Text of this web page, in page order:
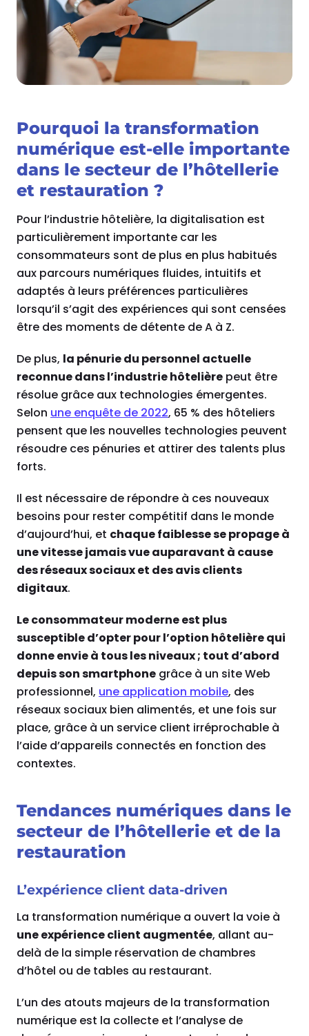
Pourquoi la transformation
numérique est-elle importante
dans le secteur de l’hôtellerie
et restauration ?
Pour l’industrie hôtelière, la digitalisation est
particulièrement importante car les
consommateurs sont de plus en plus habitués
aux parcours numériques fluides, intuitifs et
adaptés à leurs préférences particulières
lorsqu’il s’agit des expériences qui sont censées
être des moments de détente de A à Z.
De plus, la pénurie du personnel actuelle
reconnue dans l’industrie hôtelière peut être
résolue grâce aux technologies émergentes.
Selon une enquête de 2022, 65 % des hôteliers
pensent que les nouvelles technologies peuvent
résoudre ces pénuries et attirer des talents plus
forts.
Il est nécessaire de répondre à ces nouveaux
besoins pour rester compétitif dans le monde
d’aujourd’hui, et chaque faiblesse se propage à
une vitesse jamais vue auparavant à cause
des réseaux sociaux et des avis clients
digitaux.
Le consommateur moderne est plus
susceptible d’opter pour l’option hôtelière qui
donne envie à tous les niveaux ; tout d’abord
depuis son smartphone grâce à un site Web
professionnel, une application mobile, des
réseaux sociaux bien alimentés, et une fois sur
place, grâce à un service client irréprochable à
l’aide d’appareils connectés en fonction des
contextes.
Tendances numériques dans le
secteur de l’hôtellerie et de la
restauration
L’expérience client data-driven
La transformation numérique a ouvert la voie à
une expérience client augmentée, allant au-
delà de la simple réservation de chambres
d’hôtel ou de tables au restaurant.
L’un des atouts majeurs de la transformation
numérique est la collecte et l’analyse de